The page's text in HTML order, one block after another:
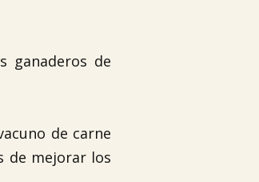
ganaderos de
de carne
de mejorar los